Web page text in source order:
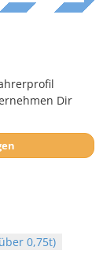
Dir
0,75t)